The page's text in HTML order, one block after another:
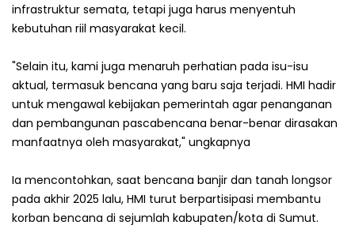
infrastruktur semata, tetapi juga harus menyentuh
kebutuhan riil masyarakat kecil.
"Selain itu, kami juga menaruh perhatian pada isu-isu
aktual, termasuk bencana yang baru saja terjadi. HMI hadir
untuk mengawal kebijakan pemerintah agar penanganan
dan pembangunan pascabencana benar-benar dirasakan
manfaatnya oleh masyarakat," ungkapnya
Ia mencontohkan, saat bencana banjir dan tanah longsor
pada akhir 2025 lalu, HMI turut berpartisipasi membantu
korban bencana di sejumlah kabupaten/kota di Sumut.